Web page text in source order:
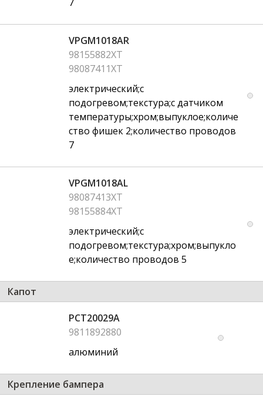
VPGM1018AR
98155882XT
98087411XT
электрический;с
подогревом;текстура;с датчиком
температуры;хром;выпуклое;количе
ство фишек 2;количество проводов
7
VPGM1018AL
98087413XT
98155884XT
электрический;с
подогревом;текстура;хром;выпукло
е;количество проводов 5
Капот
PCT20029A
9811892880
алюминий
Крепление бампера